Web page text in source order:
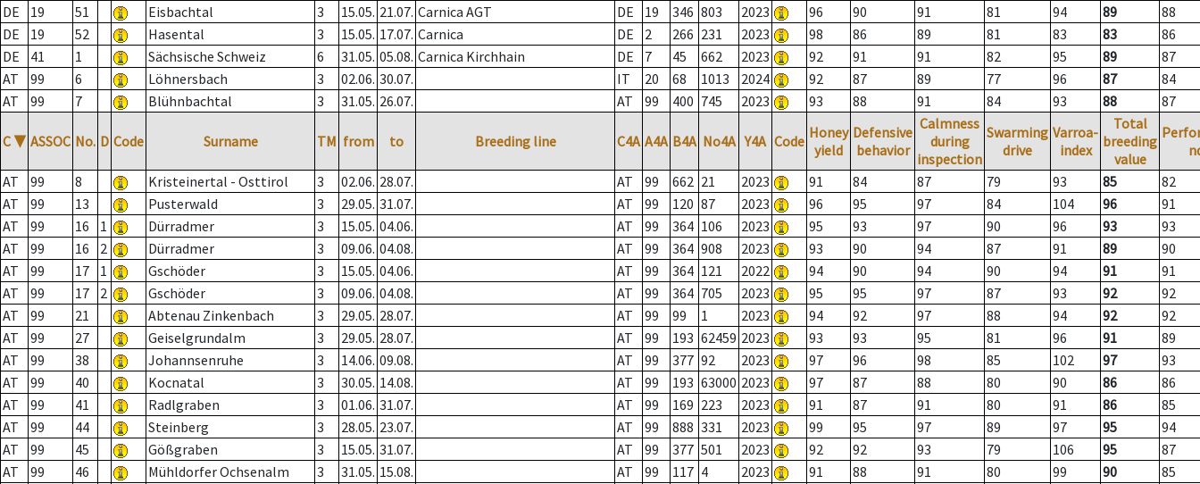
DE
19 51 Eisbachtal 3 15.05. 21.07. Carnica AGT DE 19 346 803 2023 96 90 91 81 94 89
88
DE
19 52 Hasental 3 15.05. 17.07. Carnica DE 2 266 231 2023 98 86 89 81 83 83
86
DE
41 1 Sächsische Schweiz 6 31.05. 05.08. Carnica Kirchhain DE 7 45 662 2023 92 91 91 82 95 89
87
AT
99 6 Löhnersbach 3 02.06. 30.07. IT 20 68 1013 2024 92 87 89 77 96 87
84
AT
99 7 Blühnbachtal 3 31.05. 26.07. AT 99 400 745 2023 93 88 91 84 93 88 87
C ▼ ASSOC No. D Code Surname TM from to Breeding line C4A A4A B4A No4A Y4A Code Honey
yield
Defensive
behavior
Calmness
during
inspection
Swarming
drive
Varroa-
index
Total
breeding
value
AT
99 8 Kristeinertal - Osttirol 3 02.06. 28.07. AT 99 662 21 2023 91 84 87 79 93 85
82
AT
99 13 Pusterwald 3 29.05. 31.07. AT 99 120 87 2023 96 95 97 84 104 96
91
AT
99 16 1 Dürradmer 3 15.05. 04.06. AT 99 364 106 2023 95 93 97 90 96 93
93
AT
99 16 2 Dürradmer 3 09.06. 04.08. AT 99 364 908 2023 93 90 94 87 91 89
90
AT
99 17 1 Gschöder 3 15.05. 04.06. AT 99 364 121 2022 94 90 94 90 94 91
91
AT
99 17 2 Gschöder 3 09.06. 04.08. AT 99 364 705 2023 95 95 97 87 93 92
92
AT
99 21 Abtenau Zinkenbach 3 29.05. 28.07. AT 99 99 1 2023 94 92 97 88 94 92
92
AT
99 27 Geiselgrundalm 3 29.05. 28.07. AT 99 193 62459 2023 93 93 95 81 96 91
89
AT
99 38 Johannsenruhe 3 14.06. 09.08. AT 99 377 92 2023 97 96 98 85 102 97
93
AT
99 40 Kocnatal 3 30.05. 14.08. AT 99 193 63000 2023 97 87 88 80 90 86
86
AT
99 41 Radlgraben 3 01.06. 31.07. AT 99 169 223 2023 91 87 91 80 91 86
85
AT
99 44 Steinberg 3 28.05. 23.07. AT 99 888 331 2023 99 95 97 89 97 95
94
AT
99 45 Gößgraben 3 15.05. 31.07. AT 99 377 501 2023 92 92 93 79 106 95
87
AT
99 46 Mühldorfer Ochsenalm 3 31.05. 15.08. AT 99 117 4 2023 91 88 91 80 99 90
85